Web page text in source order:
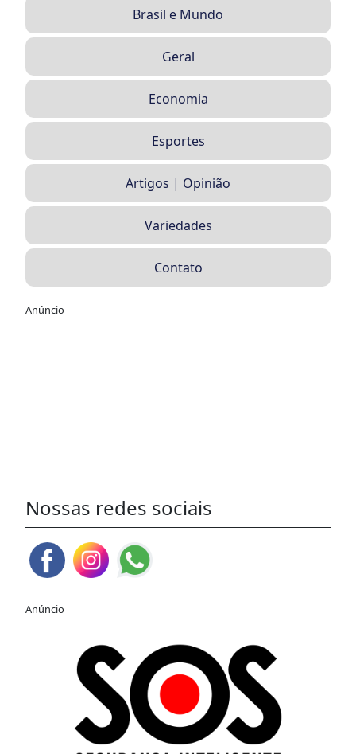
Brasil e Mundo
Geral
Economia
Esportes
Artigos | Opinião
Variedades
Contato
Anúncio
Nossas redes sociais
Anúncio